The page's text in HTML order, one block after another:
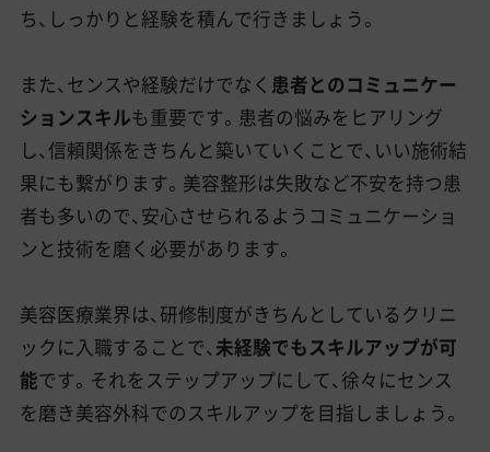
ち、しっかりと経験を積んで行きましょう。
また、センスや経験だけでなく 患者とのコミュニケー
ションスキルも重要です。患者の悩みをヒアリング
し、信頼関係をきちんと築いていくことで、いい施術結
果にも繋がります。美容整形は失敗など不安を持つ患
者も多いので、安心させられるようコミュニケーショ
ンと技術を磨く必要があります。
美容医療業界は、研修制度がきちんとしているクリニ
ックに入職することで、 未経験でもスキルアップが可
能です。それをステップアップにして、徐々にセンス
を磨き美容外科でのスキルアップを目指しましょう。